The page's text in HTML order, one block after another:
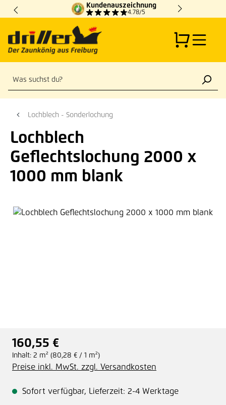
Zum Hauptinhalt springen
Kundenauszeichnung
4.78/5
Lochblech - Sonderlochung
Lochblech
Geflechtslochung 2000 x
1000 mm blank
Bildergalerie überspringen
Regulärer Preis:
160,55 €
Inhalt: 2 m² (80,28 € / 1 m²)
Preise inkl. MwSt. zzgl. Versandkosten
Sofort verfügbar, Lieferzeit: 2-4 Werktage